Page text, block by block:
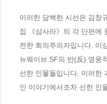
이러한 담백한 시선은 김창
집 《삼사라》의 각 단편에
전한 회의주의자입니다. 이
뉴웨이브 SF의 반(反) 영웅
선한 인물들입니다. 이러한
인 이야기에서조차 선한 인